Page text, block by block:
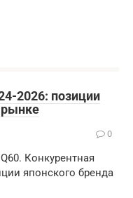
2026: позиции
рынке
0
Конкурентная
японского бренда